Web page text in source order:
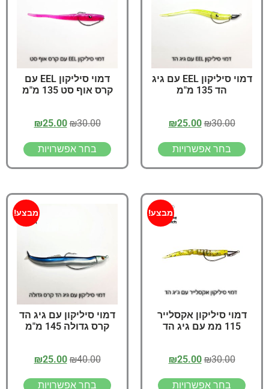
דמוי סיליקון EEL עם גיג
הד 135 מ"מ
₪30.00
₪25.00
בחר אפשרויות
דמוי סיליקון EEL עם
קרס אוף סט 135 מ"מ
₪30.00
₪25.00
בחר אפשרויות
מבצע!
דמוי סיליקון אקסלייר
115 ממ עם גיג הד
₪30.00
₪25.00
בחר אפשרויות
מבצע!
דמוי סיליקון עם גיג הד
קרס גדולה 145 מ"מ
₪40.00
₪25.00
בחר אפשרויות